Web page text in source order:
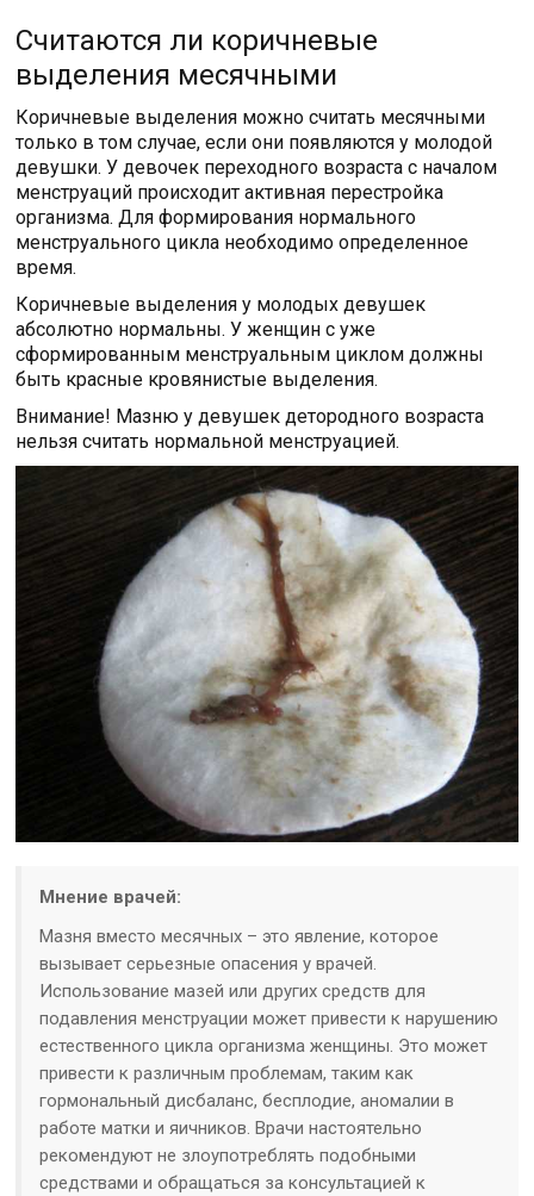
Считаются ли коричневые
выделения месячными
Коричневые выделения можно считать месячными
только в том случае, если они появляются у молодой
девушки. У девочек переходного возраста с началом
менструаций происходит активная перестройка
организма. Для формирования нормального
менструального цикла необходимо определенное
время.
Коричневые выделения у молодых девушек
абсолютно нормальны. У женщин с уже
сформированным менструальным циклом должны
быть красные кровянистые выделения.
Внимание! Мазню у девушек детородного возраста
нельзя считать нормальной менструацией.
Мнение врачей:
Мазня вместо месячных – это явление, которое
вызывает серьезные опасения у врачей.
Использование мазей или других средств для
подавления менструации может привести к нарушению
естественного цикла организма женщины. Это может
привести к различным проблемам, таким как
гормональный дисбаланс, бесплодие, аномалии в
работе матки и яичников. Врачи настоятельно
рекомендуют не злоупотреблять подобными
средствами и обращаться за консультацией к